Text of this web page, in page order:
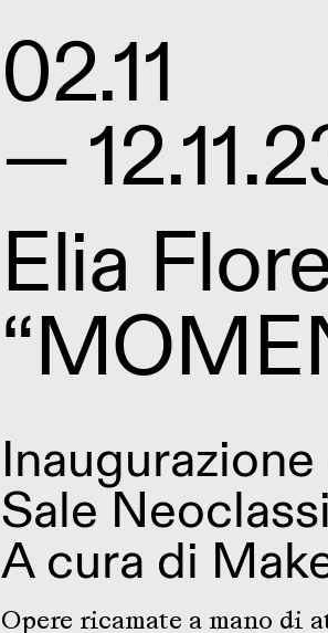
02.11
—
Elia
Inaugurazione
Sale
A cura di
Opere ricamate a mano